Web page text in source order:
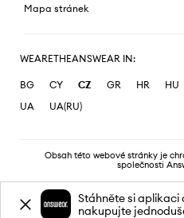
Mapa stránek
WEARETHEANSWEAR IN:
BG CY CZ GR HR HU
UA
UA(RU)
Obsah této webové stránky je
společnosti
Stáhněte si aplikaci
nakupujte